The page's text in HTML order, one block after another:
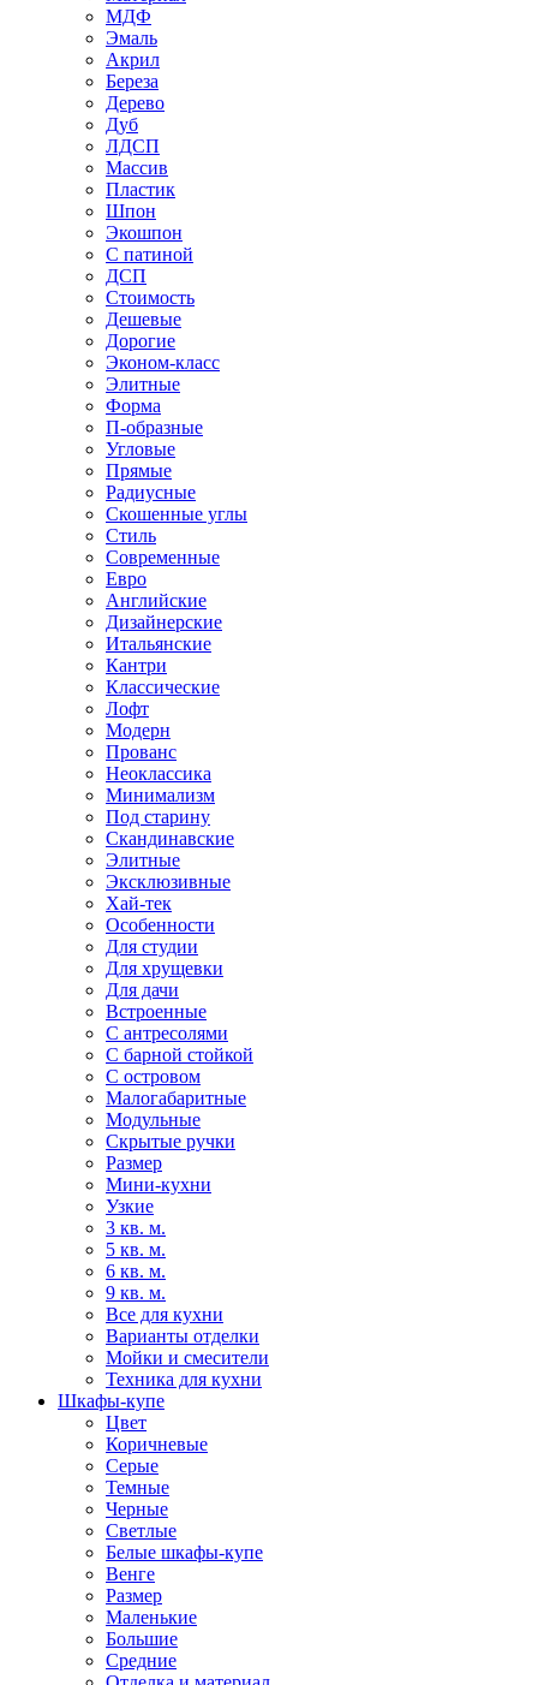
МДФ
Эмаль
Акрил
Береза
Дерево
Дуб
ЛДСП
Массив
Пластик
Шпон
Экошпон
С патиной
ДСП
Стоимость
Дешевые
Дорогие
Эконом-класс
Элитные
Форма
П-образные
Угловые
Прямые
Радиусные
Скошенные углы
Стиль
Современные
Евро
Английские
Дизайнерские
Итальянские
Кантри
Классические
Лофт
Модерн
Прованс
Неоклассика
Минимализм
Под старину
Скандинавские
Элитные
Эксклюзивные
Хай-тек
Особенности
Для студии
Для хрущевки
Для дачи
Встроенные
С антресолями
С барной стойкой
С островом
Малогабаритные
Модульные
Скрытые ручки
Размер
Мини-кухни
Узкие
3 кв. м.
5 кв. м.
6 кв. м.
9 кв. м.
Все для кухни
Варианты отделки
Мойки и смесители
Техника для кухни
Шкафы-купе
Цвет
Коричневые
Серые
Темные
Черные
Светлые
Белые шкафы-купе
Венге
Размер
Маленькие
Большие
Средние